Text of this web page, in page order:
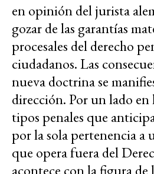
en opinión del jurista
gozar de las garantías
procesales del derecho
ciudadanos. Las
nueva doctrina se
dirección. Por un lado en
tipos penales que
por la sola pertenencia a
que opera fuera del
acontece con la figura de